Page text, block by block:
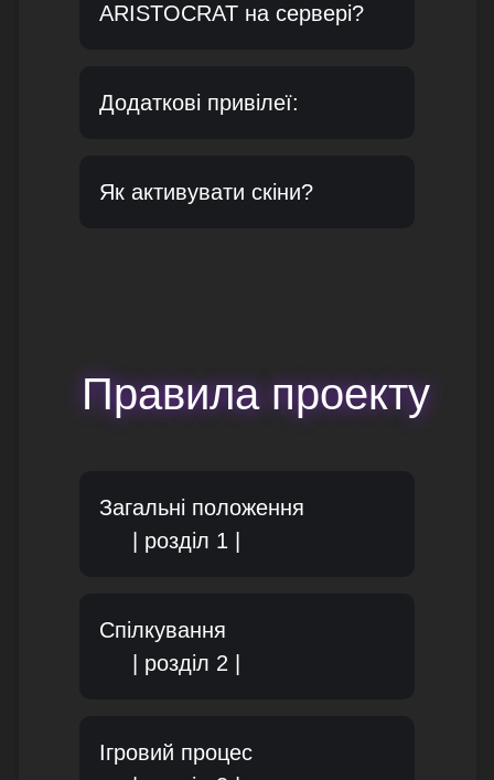
ARISTOCRAT на сервері?
Додаткові привілеї:
Як активувати скіни?
Правила проекту
Загальні положення
| розділ 1 |
Спілкування
| розділ 2 |
Ігровий процес